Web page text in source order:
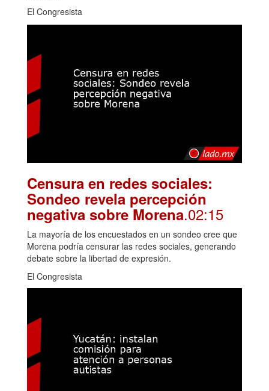
El Congresista
Censura en redes sociales:
Sondeo revela percepción
negativa sobre Morena.02:15
La mayoría de los encuestados en un sondeo cree que
Morena podría censurar las redes sociales, generando
debate sobre la libertad de expresión.
El Congresista